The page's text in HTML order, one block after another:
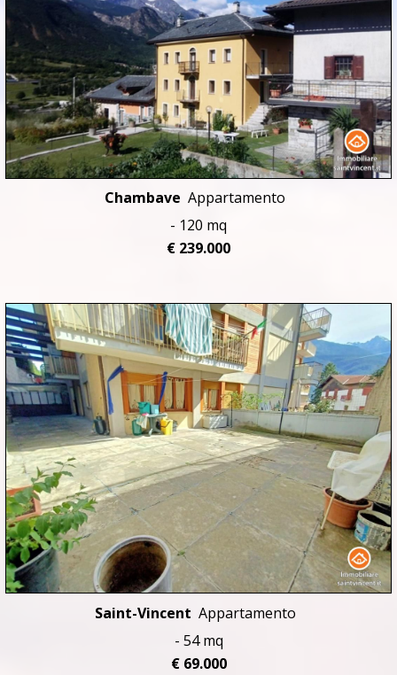
Chambave Appartamento
- 120 mq
€ 239.000
Saint-Vincent Appartamento
- 54 mq
€ 69.000